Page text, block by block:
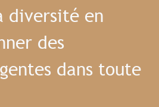
diversité en
des
dans toute